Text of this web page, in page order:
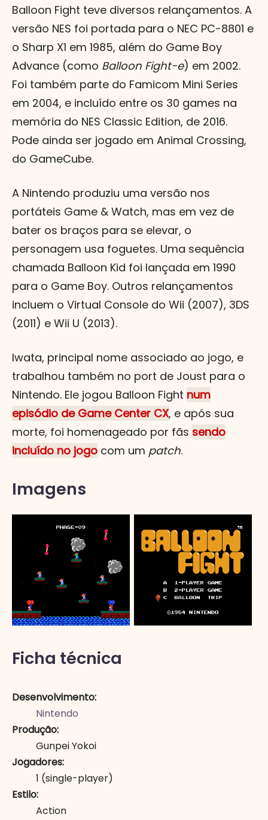
Balloon Fight teve diversos relançamentos. A
versão NES foi portada para o NEC PC-8801 e
o Sharp X1 em 1985, além do Game Boy
Advance (como Balloon Fight-e) em 2002.
Foi também parte do Famicom Mini Series
em 2004, e incluído entre os 30 games na
memória do NES Classic Edition, de 2016.
Pode ainda ser jogado em Animal Crossing,
do GameCube.
A Nintendo produziu uma versão nos
portáteis Game & Watch, mas em vez de
bater os braços para se elevar, o
personagem usa foguetes. Uma sequência
chamada Balloon Kid foi lançada em 1990
para o Game Boy. Outros relançamentos
incluem o Virtual Console do Wii (2007), 3DS
(2011) e Wii U (2013).
Iwata, principal nome associado ao jogo, e
trabalhou também no port de Joust para o
Nintendo. Ele jogou Balloon Fight num
episódio de Game Center CX, e após sua
morte, foi homenageado por fãs sendo
incluído no jogo com um patch.
Imagens
Ficha técnica
Desenvolvimento
Nintendo
Produção
Gunpei Yokoi
Jogadores
1 (single-player)
Estilo
Action